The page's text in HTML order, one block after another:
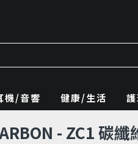
機/音響 健康/生活
- ZC1 碳